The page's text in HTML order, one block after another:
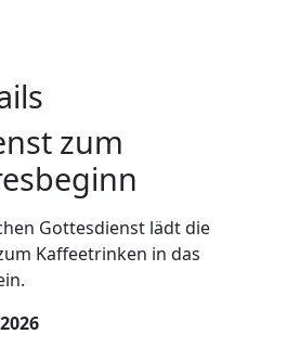
zum
Gottesdienst lädt die
Kaffeetrinken in das